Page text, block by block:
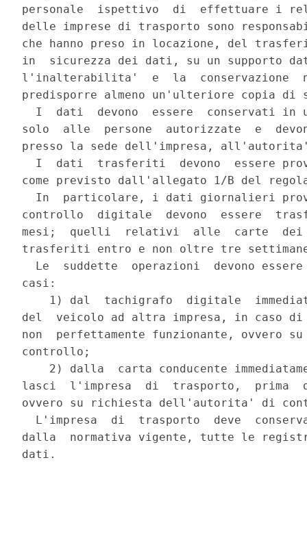
personale  ispettivo  di  effettuare
delle imprese di trasporto sono
che hanno preso in locazione, del
in  sicurezza dei dati, su un supporto
l'inalterabilita'  e  la  conservazione
predisporre almeno un'ulteriore copia di
I  dati  devono  essere  conservati in
solo  alle  persone  autorizzate  e
presso la sede dell'impresa,
I  dati  trasferiti  devono  essere
come previsto dall'allegato 1/B del
In  particolare, i dati giornalieri
controllo  digitale  devono  essere
mesi;  quelli  relativi  alle  carte  dei
trasferiti entro e non oltre tre
Le  suddette  operazioni  devono
casi:
1) dal  tachigrafo  digitale
del  veicolo ad altra impresa, in caso di
non  perfettamente funzionante,
controllo;
2) dalla  carta conducente
lasci  l'impresa  di  trasporto,  prima
ovvero su richiesta dell'autorita' di
L'impresa  di  trasporto  deve
dalla  normativa vigente, tutte le